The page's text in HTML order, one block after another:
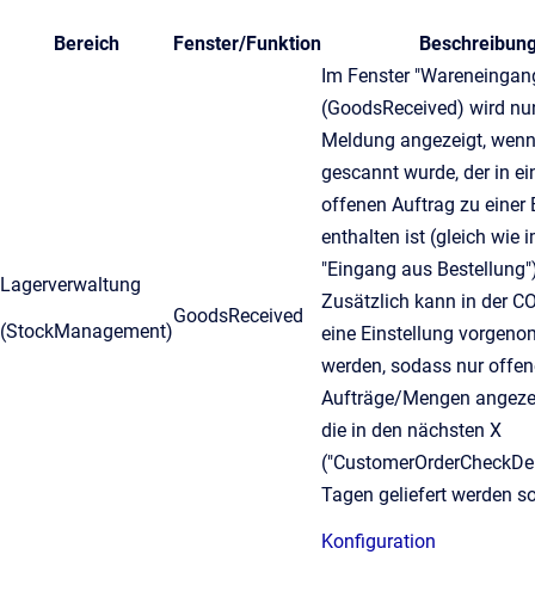
Bereich Fenster/Funktion
Lagerverwaltung
(StockManagement)
GoodsReceived
Im Fenster
(GoodsReceived) wird
Meldung angezeigt,
gescannt wurde, der in
offenen Auftrag zu einer
enthalten ist (gleich wie
"Eingang aus
Zusätzlich kann in der
eine Einstellung
werden, sodass nur
Aufträge/Mengen
die in den nächsten X
Tagen geliefert werden
Konfiguration